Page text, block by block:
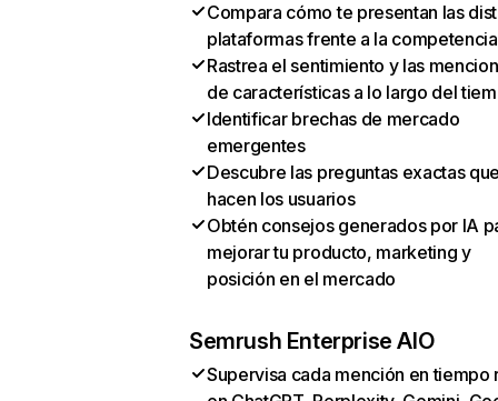
Compara cómo te presentan las
plataformas frente a la competencia
Rastrea el sentimiento y las
de características a lo largo del
Identificar brechas de mercado
emergentes
Descubre las preguntas exactas
hacen los usuarios
Obtén consejos generados por IA
mejorar tu producto, marketing y
posición en el mercado
Semrush Enterprise AIO
Supervisa cada mención en tiempo